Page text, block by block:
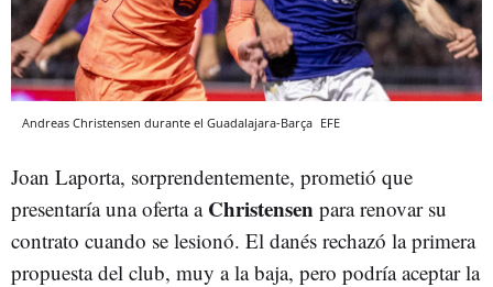
Andreas Christensen durante el Guadalajara-Barça EFE
Joan Laporta, sorprendentemente, prometió que
presentaría una oferta a Christensen para renovar su
contrato cuando se lesionó. El danés rechazó la primera
propuesta del club, muy a la baja, pero podría aceptar la